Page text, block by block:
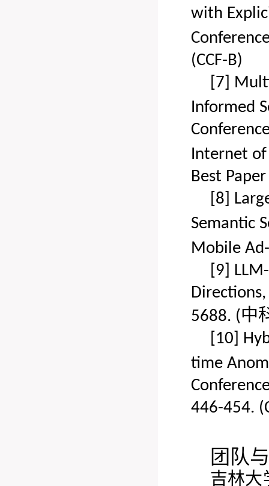
with
(CCF-B)
[7]
Informed
Internet of
Best
[8]
Semantic
Mobile
[9]
5688. (中
[10]
time
446-454.
团队
吉林大